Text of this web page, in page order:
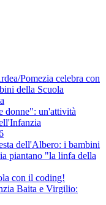
Pomezia celebra con
della Scuola
donne": un'attività
dell'Albero: i bambini
piantano "la linfa della
con il coding!
Baita e Virgilio: